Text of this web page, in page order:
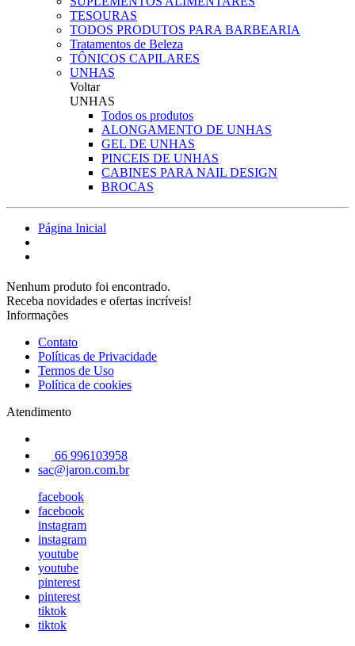
TESOURAS
TODOS PRODUTOS PARA BARBEARIA
Tratamentos de Beleza
TÔNICOS CAPILARES
UNHAS
Voltar
UNHAS
Todos os produtos
ALONGAMENTO DE UNHAS
GEL DE UNHAS
PINCEIS DE UNHAS
CABINES PARA NAIL DESIGN
BROCAS
Página Inicial
Nenhum produto foi encontrado.
Receba novidades e ofertas incríveis!
Informações
Contato
Políticas de Privacidade
Termos de Uso
Política de cookies
Atendimento
66 996103958
sac@jaron.com.br
facebook
facebook
instagram
instagram
youtube
youtube
pinterest
pinterest
tiktok
tiktok